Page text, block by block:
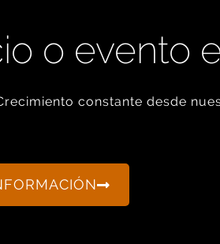
o evento
constante desde